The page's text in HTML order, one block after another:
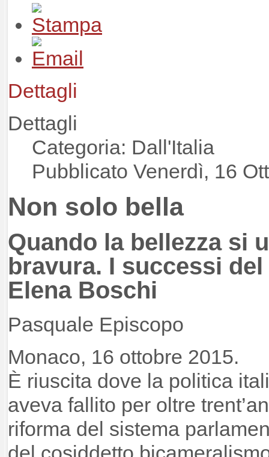
Dettagli
Dettagli
Categoria: Dall'Italia
Pubblicato Venerdì, 16
Non solo bella
Quando la bellezza si
bravura. I successi
Elena Boschi
Pasquale Episcopo
Monaco, 16 ottobre 2015.
È riuscita dove la politica
aveva fallito per oltre
riforma del sistema